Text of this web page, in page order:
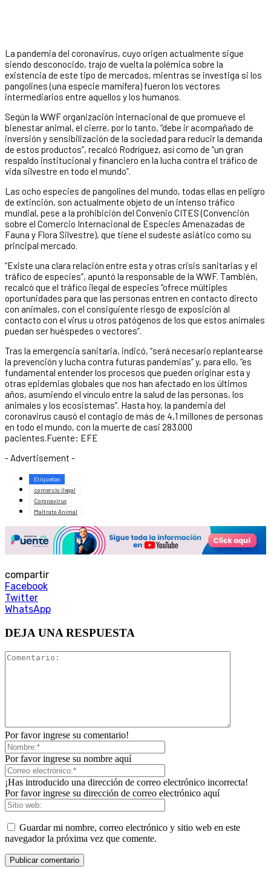
La pandemia del coronavirus, cuyo origen actualmente sigue
siendo desconocido, trajo de vuelta la polémica sobre la
existencia de este tipo de mercados, mientras se investiga si los
pangolines (una especie mamífera) fueron los vectores
intermediarios entre aquellos y los humanos.
Según la WWF organización internacional de que promueve el
bienestar animal, el cierre, por lo tanto, “debe ir acompañado de
inversión y sensibilización de la sociedad para reducir la demanda
de estos productos”, recalcó Rodríguez, así como de “un gran
respaldo institucional y financiero en la lucha contra el tráfico de
vida silvestre en todo el mundo”.
Las ocho especies de pangolines del mundo, todas ellas en peligro
de extinción, son actualmente objeto de un intenso tráfico
mundial, pese a la prohibición del Convenio CITES (Convención
sobre el Comercio Internacional de Especies Amenazadas de
Fauna y Flora Silvestre), que tiene el sudeste asiático como su
principal mercado.
“Existe una clara relación entre esta y otras crisis sanitarias y el
tráfico de especies”, apuntó la responsable de la WWF. También,
recalcó que el tráfico ilegal de especies “ofrece múltiples
oportunidades para que las personas entren en contacto directo
con animales, con el consiguiente riesgo de exposición al
contacto con el virus u otros patógenos de los que estos animales
puedan ser huéspedes o vectores”.
Tras la emergencia sanitaria, indicó, “será necesario replantearse
la prevención y lucha contra futuras pandemias” y, para ello, “es
fundamental entender los procesos que pueden originar esta y
otras epidemias globales que nos han afectado en los últimos
años, asumiendo el vínculo entre la salud de las personas, los
animales y los ecosistemas”. Hasta hoy, la pandemia del
coronavirus causó el contagio de más de 4,1 millones de personas
en todo el mundo, con la muerte de casi 283.000
pacientes.Fuente: EFE
- Advertisement -
Etiquetas
comercio ilegal
Coronavirus
Maltrato Animal
compartir
Facebook
Twitter
WhatsApp
DEJA UNA RESPUESTA
Por favor ingrese su comentario!
Por favor ingrese su nombre aquí
¡Has introducido una dirección de correo electrónico incorrecta!
Por favor ingrese su dirección de correo electrónico aquí
Guardar mi nombre, correo electrónico y sitio web en este
navegador la próxima vez que comente.